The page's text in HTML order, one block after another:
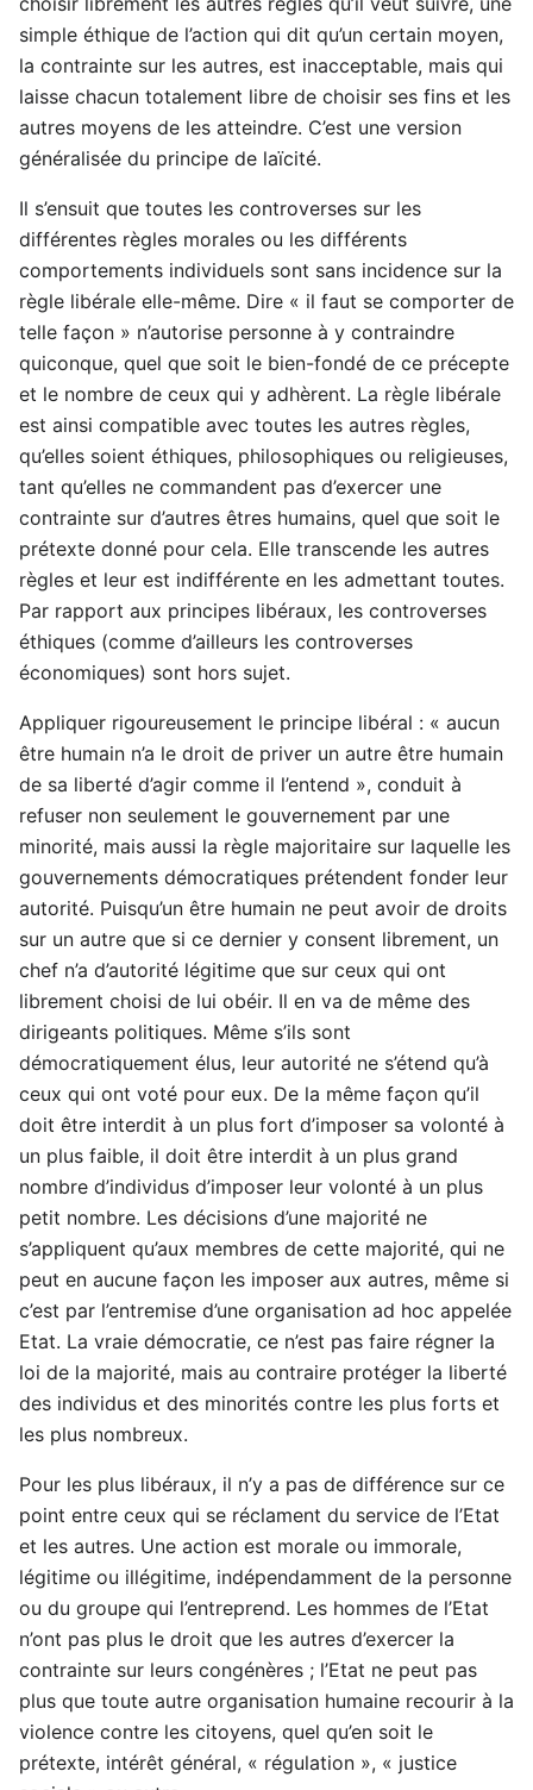
simple éthique de l’action qui dit qu’un certain moyen,
la contrainte sur les autres, est inacceptable, mais qui
laisse chacun totalement libre de choisir ses fins et les
autres moyens de les atteindre. C’est une version
généralisée du principe de laïcité.
Il s’ensuit que toutes les controverses sur les
différentes règles morales ou les différents
comportements individuels sont sans incidence sur la
règle libérale elle-même. Dire « il faut se comporter de
telle façon » n’autorise personne à y contraindre
quiconque, quel que soit le bien-fondé de ce précepte
et le nombre de ceux qui y adhèrent. La règle libérale
est ainsi compatible avec toutes les autres règles,
qu’elles soient éthiques, philosophiques ou religieuses,
tant qu’elles ne commandent pas d’exercer une
contrainte sur d’autres êtres humains, quel que soit le
prétexte donné pour cela. Elle transcende les autres
règles et leur est indifférente en les admettant toutes.
Par rapport aux principes libéraux, les controverses
éthiques (comme d’ailleurs les controverses
économiques) sont hors sujet.
Appliquer rigoureusement le principe libéral : « aucun
être humain n’a le droit de priver un autre être humain
de sa liberté d’agir comme il l’entend », conduit à
refuser non seulement le gouvernement par une
minorité, mais aussi la règle majoritaire sur laquelle les
gouvernements démocratiques prétendent fonder leur
autorité. Puisqu’un être humain ne peut avoir de droits
sur un autre que si ce dernier y consent librement, un
chef n’a d’autorité légitime que sur ceux qui ont
librement choisi de lui obéir. Il en va de même des
dirigeants politiques. Même s’ils sont
démocratiquement élus, leur autorité ne s’étend qu’à
ceux qui ont voté pour eux. De la même façon qu’il
doit être interdit à un plus fort d’imposer sa volonté à
un plus faible, il doit être interdit à un plus grand
nombre d’individus d’imposer leur volonté à un plus
petit nombre. Les décisions d’une majorité ne
s’appliquent qu’aux membres de cette majorité, qui ne
peut en aucune façon les imposer aux autres, même si
c’est par l’entremise d’une organisation ad hoc appelée
Etat. La vraie démocratie, ce n’est pas faire régner la
loi de la majorité, mais au contraire protéger la liberté
des individus et des minorités contre les plus forts et
les plus nombreux.
Pour les plus libéraux, il n’y a pas de différence sur ce
point entre ceux qui se réclament du service de l’Etat
et les autres. Une action est morale ou immorale,
légitime ou illégitime, indépendamment de la personne
ou du groupe qui l’entreprend. Les hommes de l’Etat
n’ont pas plus le droit que les autres d’exercer la
contrainte sur leurs congénères ; l’Etat ne peut pas
plus que toute autre organisation humaine recourir à la
violence contre les citoyens, quel qu’en soit le
prétexte, intérêt général, « régulation », « justice